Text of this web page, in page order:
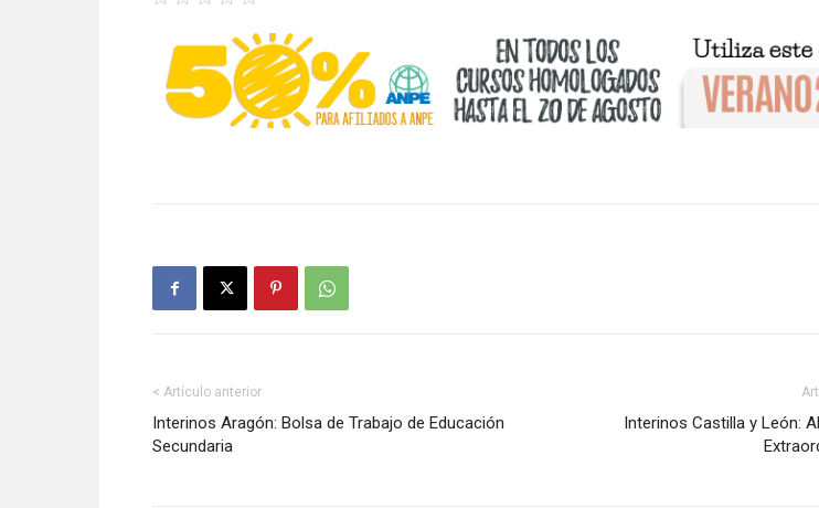
< Artículo anterior
Interinos Aragón: Bolsa de Trabajo de Educación
Secundaria
Interinos Castilla y León: